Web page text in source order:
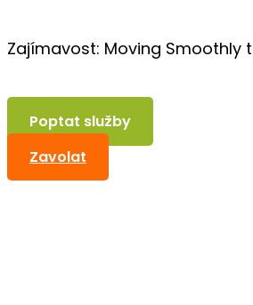
Zajímavost: Moving Smoothly
Poptat služby
Zavolat